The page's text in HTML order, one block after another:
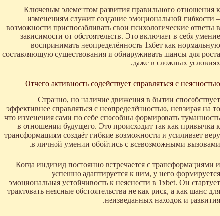
Ключевым элементом развития правильного отношения к
изменениям служит создание эмоциональной гибкости –
возможности приспосабливать свои психологические ответы в
зависимости от обстоятельств. Это включает в себя умение
воспринимать неопределённость 1хбет как нормальную
составляющую существования и обнаруживать шансы для роста
даже в сложных условиях.
Отчего активность содействует справляться с неясностью
Странно, но наличие движения в бытии способствует
эффективнее справляться с неопределённостью, невзирая на то
что изменения сами по себе способны формировать туманность
в отношении будущего. Это происходит так как привычка к
трансформациям создаёт гибкие возможности и усиливает веру
в личной умении обойтись с всевозможными вызовами.
Когда индивид постоянно встречается с трансформациями и
успешно адаптируется к ним, у него формируется
эмоциональная устойчивость к неясности в 1xbet. Он стартует
трактовать неясные обстоятельства не как риск, а как шанс для
неизведанных находок и развития.